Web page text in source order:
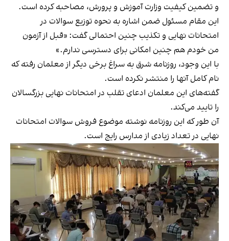
و تضمین کیفیت وزارت آموزش و پرورش، مصاحبه کرده است.
این مقام مسئول ضمن اشاره به نحوه توزیع سوالات در
امتحانات نهایی و تکذیب چنین احتمالی گفت: «قبل از آزمون
من خودم هم چنین امکانی برای دسترسی ندارم.»
با این وجود، روزنامه شرق به سراغ برخی دیگر از معلمان رفته که
نام کامل آنها را منتشر نکرده است.
گفته‌های این معلمان ادعای تقلب در امتحانات نهایی بزرگسالان
را تایید می‌کند.
آن طور که این روزنامه نوشته موضوع فروش سوالات امتحانات
نهایی در تعداد زیادی از مدارس رایج است.